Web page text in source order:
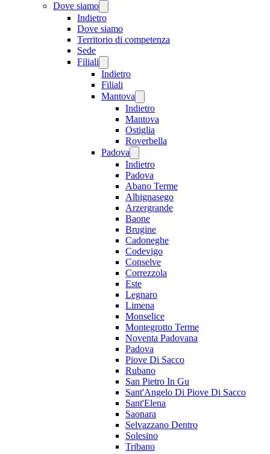
Dove siamo
Indietro
Dove siamo
Territorio di competenza
Sede
Filiali
Indietro
Filiali
Mantova
Indietro
Mantova
Ostiglia
Roverbella
Padova
Indietro
Padova
Abano Terme
Albignasego
Arzergrande
Baone
Brugine
Cadoneghe
Codevigo
Conselve
Correzzola
Este
Legnaro
Limena
Monselice
Montegrotto Terme
Noventa Padovana
Padova
Piove Di Sacco
Rubano
San Pietro In Gu
Sant'Angelo Di Piove Di Sacco
Sant'Elena
Saonara
Selvazzano Dentro
Solesino
Tribano